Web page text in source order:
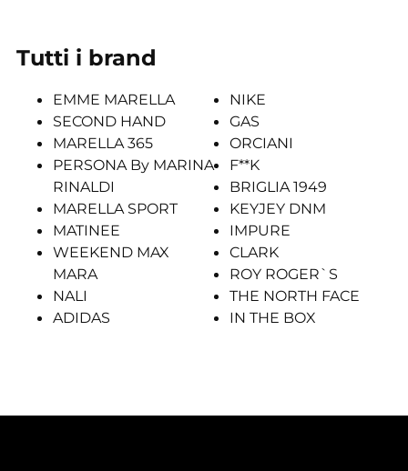
Tutti i brand
EMME MARELLA
SECOND HAND
MARELLA 365
PERSONA By MARINA
RINALDI
MARELLA SPORT
MATINEE
WEEKEND MAX
MARA
NALI
ADIDAS
NIKE
GAS
ORCIANI
F**K
BRIGLIA 1949
KEYJEY DNM
IMPURE
CLARK
ROY ROGER`S
THE NORTH FACE
IN THE BOX